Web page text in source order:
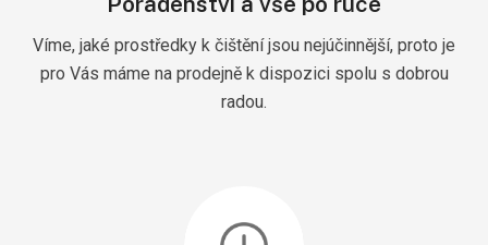
Víme, jaké prostředky k čištění jsou nejúčinnější, proto je
pro Vás máme na prodejně k dispozici spolu s dobrou
radou.